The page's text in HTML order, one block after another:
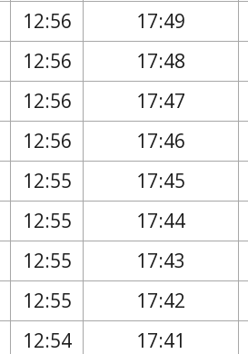
12:56 17:49
12:56 17:48
12:56 17:47
12:56 17:46
12:55 17:45
12:55 17:44
12:55 17:43
12:55 17:42
12:54 17:41